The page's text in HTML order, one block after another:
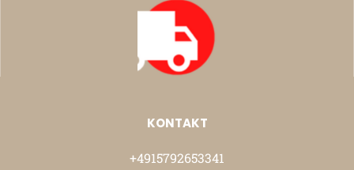
KONTAKT
+4915792653341